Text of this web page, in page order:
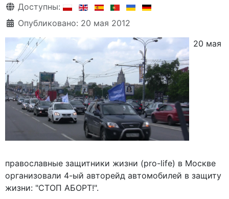
Информация о материале
Доступны:
Опубликовано: 20 мая 2012
20 мая
православные защитники жизни (pro-life) в Москве
организовали 4-ый авторейд автомобилей в защиту
жизни: "СТОП АБОРТ!".